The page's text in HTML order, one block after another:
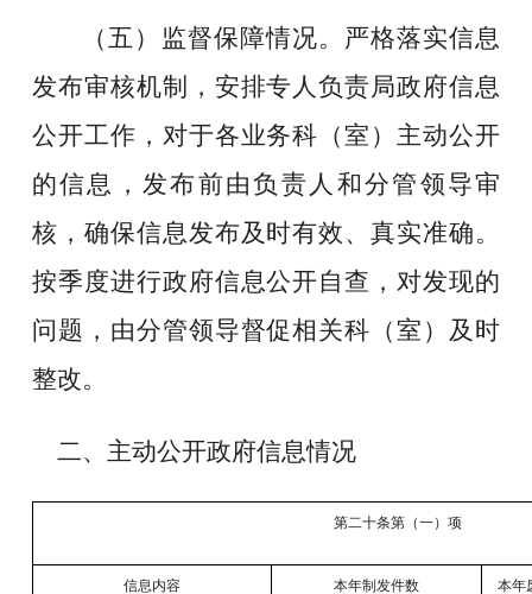
（五）监督保障情况。 严格落实信息
发布审核机制，安排专人负责局政府信息
公开工作，对于各业务科（室）主动公开
的信息，发布前由负责人和分管领导审
核，确保信息发布及时有效、真实准确。
按季度进行政府信息公开自查，对发现的
问题，由分管领导督促相关科（室）及时
整改。
二、主动公开政府信息情况
第二十条第（一）项
信息内容 本年制发件数 本年